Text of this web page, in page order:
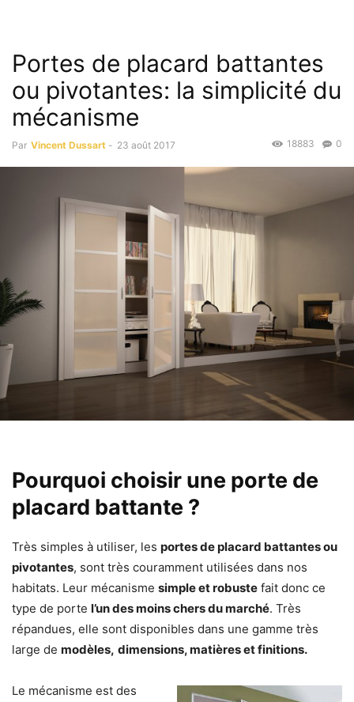
Portes de placard battantes
ou pivotantes: la simplicité du
mécanisme
Par Vincent Dussart - 23 août 2017 0
18883
Pourquoi choisir une porte de
placard battante ?
Très simples à utiliser, les portes de placard battantes ou
pivotantes, sont très couramment utilisées dans nos
habitats. Leur mécanisme simple et robuste fait donc ce
type de porte l’un des moins chers du marché. Très
répandues, elle sont disponibles dans une gamme très
large de modèles, dimensions, matières et finitions.
Le mécanisme est des